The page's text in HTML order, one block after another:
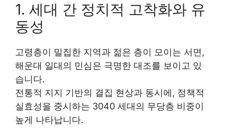
1. 세대 간 정치적 고착화와 유
동성
고령층이 밀집한 지역과 젊은 층이 모이는 서면,
해운대 일대의 민심은 극명한 대조를 보이고 있
습니다.
전통적 지지 기반의 결집 현상과 동시에, 정책적
실효성을 중시하는 3040 세대의 무당층 비중이
높게 나타납니다.